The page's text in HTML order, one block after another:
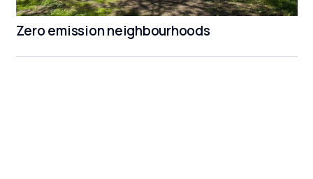
Zero emission neighbourhoods